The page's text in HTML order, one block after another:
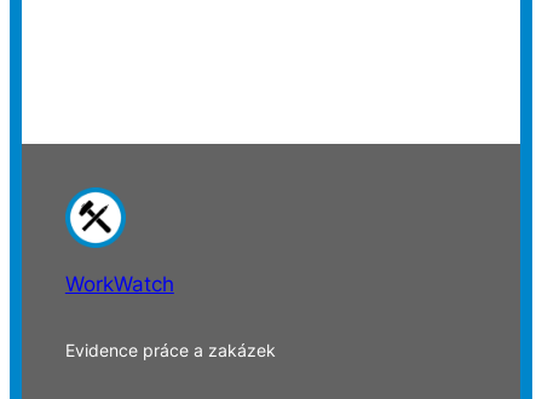
WorkWatch
Evidence práce a zakázek